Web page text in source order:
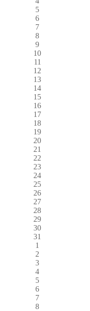
5
6
7
8
9
10
11
12
13
14
15
16
17
18
19
20
21
22
23
24
25
26
27
28
29
30
31
1
2
3
4
5
6
7
8